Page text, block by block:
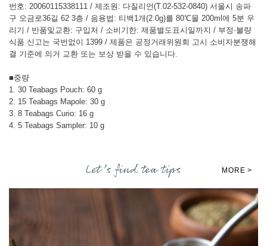
번호: 20060115338111 / 제조원: 다질리언(T.02-532-0840) 서울시 송파
구 오금로36길 62 3층 / 음용법: 티백1개(2.0g)를 80℃물 200ml에 5분 우
리기 / 반품및교환: 구입처 / 소비기한: 제품별도표시일까지 / 부정·불량
식품 신고는 국번없이 1399 / 제품은 공정거래위원회 고시 소비자분쟁해
결 기준에 의거 교환 또는 보상 받을 수 있습니다.
■중량
1. 30 Teabags Pouch: 60 g
2. 15 Teabags Mapole: 30 g
3. 8 Teabags Curio: 16 g
4. 5 Teabags Sampler: 10 g
Let’s find tea tips MORE >